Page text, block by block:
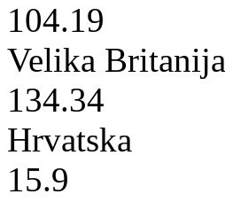
104.19
Velika Britanija
134.34
Hrvatska
15.9